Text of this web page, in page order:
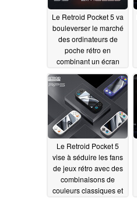
Le Retroid Pocket 5 va
bouleverser le marché
des ordinateurs de
poche rétro en
combinant un écran
AMOLED 1080p, un
chipset Qualcomm
Snapdragon 865, une
batterie de 5 000 mAh
et la prise en charge
de Linux
09/05/2024
Le Retroid Pocket 5
vise à séduire les fans
de jeux rétro avec des
combinaisons de
couleurs classiques et